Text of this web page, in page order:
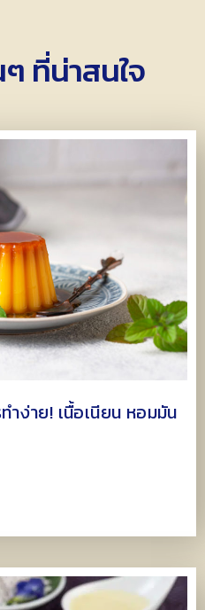
ที่น่าสนใจ
ง่าย! เนื้อเนียน หอมมัน